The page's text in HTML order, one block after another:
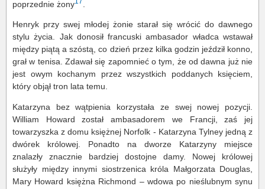
poprzednie żony
Henryk przy swej młodej żonie starał się wrócić do dawnego
stylu życia. Jak donosił francuski ambasador władca wstawał
między piątą a szóstą, co dzień przez kilka godzin jeździł konno,
grał w tenisa. Zdawał się zapomnieć o tym, że od dawna już nie
jest owym kochanym przez wszystkich poddanych księciem,
który objął tron lata temu.
Katarzyna bez wątpienia korzystała ze swej nowej pozycji.
William Howard został ambasadorem we Francji, zaś jej
towarzyszka z domu księżnej Norfolk - Katarzyna Tylney jedną z
dwórek królowej. Ponadto na dworze Katarzyny miejsce
znalazły znacznie bardziej dostojne damy. Nowej królowej
służyły między innymi siostrzenica króla Małgorzata Douglas,
Mary Howard księżna Richmond – wdowa po nieślubnym synu